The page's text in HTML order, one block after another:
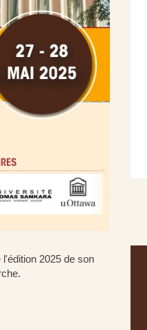
2025 de son